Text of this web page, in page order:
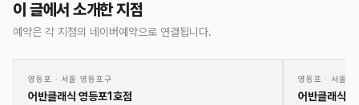
이 글에서 소개한 지점
예약은 각 지점의 네이버예약으로 연결됩니다.
01
영등포 · 서울 영등포구
어반클래식 영등포1호점
02
영등포 · 서울
어반클래식